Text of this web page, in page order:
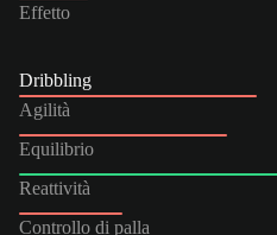
Effetto
Dribbling
Agilità
Equilibrio
Reattività
Controllo di palla